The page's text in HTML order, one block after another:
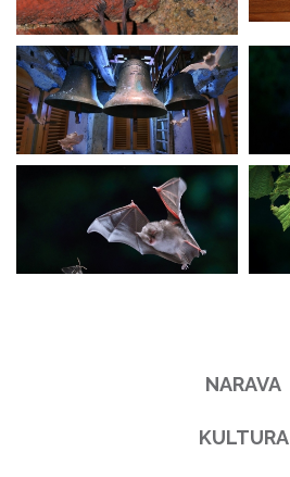
NARAVA
KULTURA